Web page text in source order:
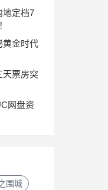
地定档7
黄金时代
天票房突
网盘资
围城